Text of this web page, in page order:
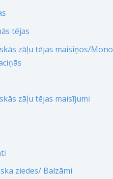
tējas
zāļu tējas maisiņos/Mono
zāļu tējas maisījumi
ziedes/ Balzāmi